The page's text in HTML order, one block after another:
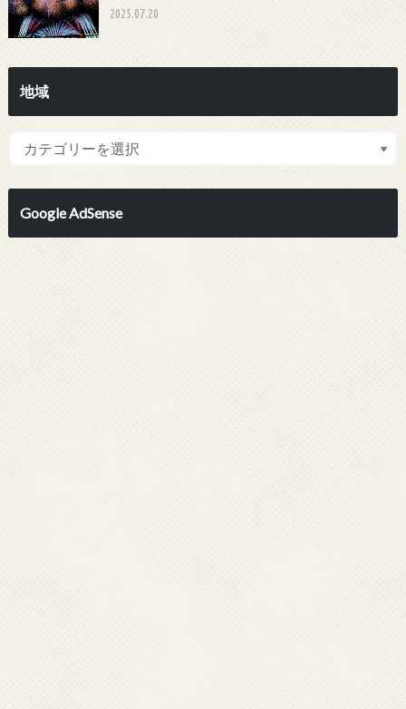
2025.07.20
地域
Google AdSense